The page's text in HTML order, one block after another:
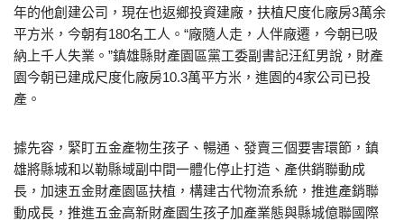
年的他創建公司，現在也返鄉投資建廠，扶植尺度化廠房3萬余
平方米，今朝有180名工人。“廠隨人走，人伴廠遷，今朝已吸
納上千人失業。”鎮雄縣財產園區黨工委副書記汪紅男說，財產
園今朝已建成尺度化廠房10.3萬平方米，進園的4家公司已投
產。
據先容，緊盯五金產物生孩子、暢通、發賣三個要害環節，鎮
雄將縣城和以勒縣域副中間一體化停止打造、產供銷聯動成
長，加速五金財產園區扶植，構建古代物流系統，推進產銷聯
動成長，推進五金高新財產園生孩子加產業態與縣城億聯國際